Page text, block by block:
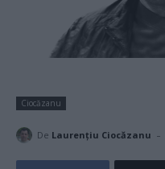
Ciocăzanu
De Laurențiu Ciocăzanu -